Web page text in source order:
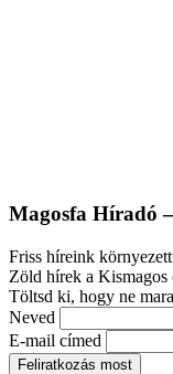
Magosfa Híradó
Friss híreink
Zöld hírek a
Töltsd ki, hogy ne
Neved
E-mail címed